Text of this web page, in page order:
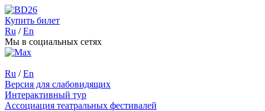
Купить билет
Ru /En
Мы в социальных сетях
Ru / En
Версия для слабовидящих
Интерактивный тур
Ассоциация театральных фестивалей